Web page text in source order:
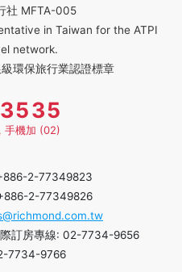
社 MFTA-005
in Taiwan for the ATPI
network.
環保旅行業認證標章
手機加 (02)
2-77349823
2-77349826
訂房專線: 02-7734-9656
7734-9766